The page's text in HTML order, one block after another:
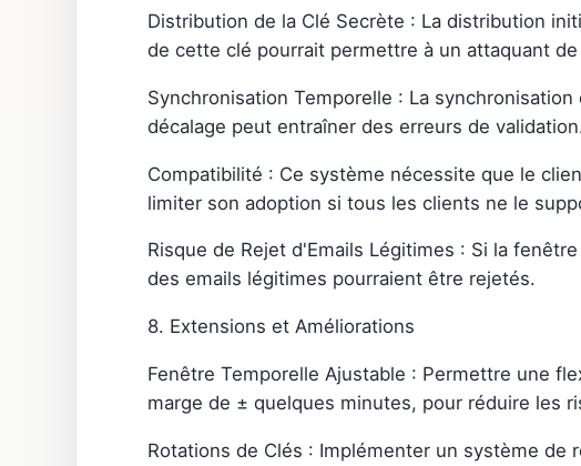
Distribution de la Clé Secrète : La distribution
de cette clé pourrait permettre à un attaquant
Synchronisation Temporelle : La
décalage peut entraîner des erreurs de
Compatibilité : Ce système nécessite que le
limiter son adoption si tous les clients ne le
Risque de Rejet d'Emails Légitimes : Si la
des emails légitimes pourraient être rejetés.
8. Extensions et Améliorations
Fenêtre Temporelle Ajustable : Permettre une
marge de ± quelques minutes, pour réduire les
Rotations de Clés : Implémenter un système